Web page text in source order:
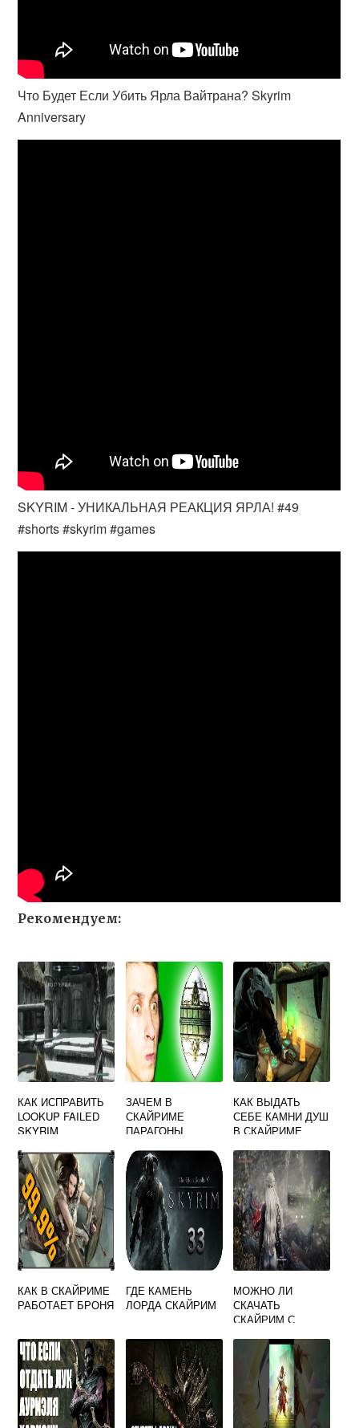
Что Будет Если Убить Ярла Вайтрана? Skyrim
Anniversary
SKYRIM - УНИКАЛЬНАЯ РЕАКЦИЯ ЯРЛА! #49
#shorts #skyrim #games
Рекомендуем:
КАК ИСПРАВИТЬ
LOOKUP FAILED
SKYRIM
ЗАЧЕМ В
СКАЙРИМЕ
ПАРАГОНЫ
КАК ВЫДАТЬ
СЕБЕ КАМНИ ДУШ
В СКАЙРИМЕ
КАК В СКАЙРИМЕ
РАБОТАЕТ БРОНЯ
ГДЕ КАМЕНЬ
ЛОРДА СКАЙРИМ
МОЖНО ЛИ
СКАЧАТЬ
СКАЙРИМ С